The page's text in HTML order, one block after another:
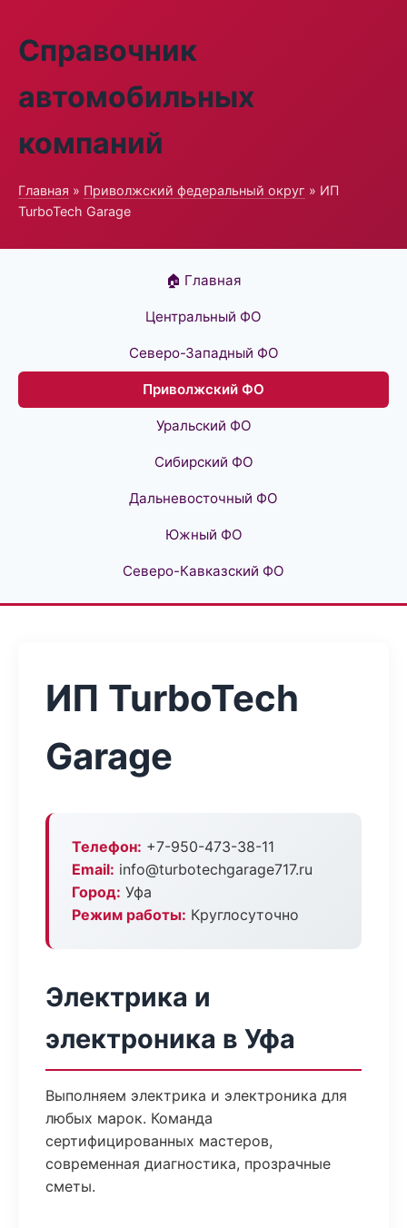
Справочник
автомобильных
компаний
Главная » Приволжский федеральный округ » ИП
TurboTech Garage
🏠 Главная
Центральный ФО
Северо-Западный ФО
Приволжский ФО
Уральский ФО
Сибирский ФО
Дальневосточный ФО
Южный ФО
Северо-Кавказский ФО
ИП TurboTech
Garage
Телефон: +7-950-473-38-11
Email: info@turbotechgarage717.ru
Город: Уфа
Режим работы: Круглосуточно
Электрика и
электроника в Уфа
Выполняем электрика и электроника для
любых марок. Команда
сертифицированных мастеров,
современная диагностика, прозрачные
сметы.